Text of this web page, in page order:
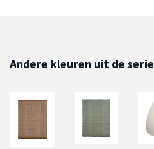
Andere kleuren uit de serie